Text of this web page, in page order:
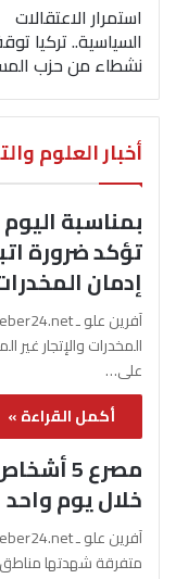
استمرار الاعتقالات
نشطاء من حزب
أخبار العلوم
بمناسبة
تؤكد ضرورة
إدمان
المخدرات والإتجار
على…
أكمل القراءة »
مصرع 5
خلال يوم واحد
متفرقة شهدتها